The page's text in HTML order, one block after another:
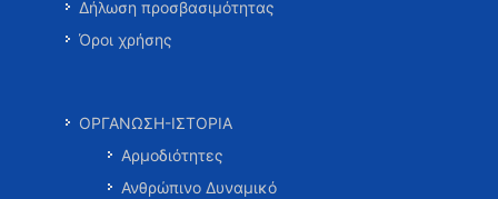
Δήλωση προσβασιμότητας
Όροι χρήσης
ΟΡΓΑΝΩΣΗ-ΙΣΤΟΡΙΑ
Αρμοδιότητες
Ανθρώπινο Δυναμικό